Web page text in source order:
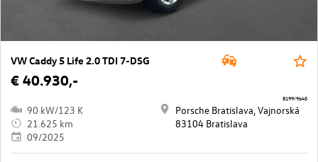
VW Caddy 5 Life 2.0 TDI 7-DSG
€ 40.930,-
90 kW/123 K
21.625 km
09/2025
Porsche Bratislava, Vajnorská
83104 Bratislava
8199/9645